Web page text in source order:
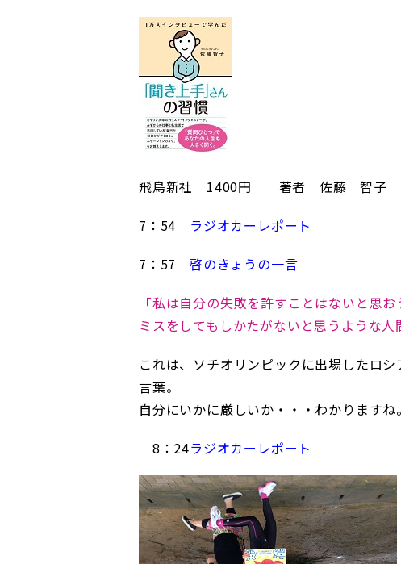
飛鳥新社 1400円 著者 佐藤 智子
7：54 ラジオカーレポート
7：57 啓のきょうの一言
「私は自分の失敗を許すことはないと思お
ミスをしてもしかたがないと思うような人
これは、ソチオリンピックに出場したロ
言葉。
自分にいかに厳しいか・・・わかりますね。
8：24ラジオカーレポート